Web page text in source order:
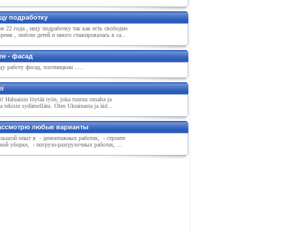
подработку
22 года , ищу подработку так как есть свободно
, люблю детей и много стажировалась в са...
- фасад
работу фосад, плотницкии .....
Haluaisin löytää työn, joka tuntuu omalta ja
tekisin sydämelläni. Olen Ukrainasta ja äid...
любые варианты
опыт в - демонтажных работах, - строите
уборке, - погрузо-разгрузочных работах, ...